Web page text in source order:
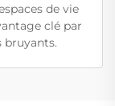
de vie
clé par
bruyants.